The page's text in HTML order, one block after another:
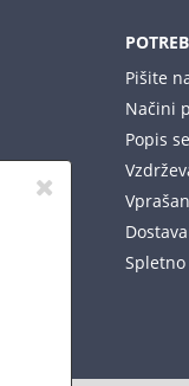
Pišite
Načini
Popis